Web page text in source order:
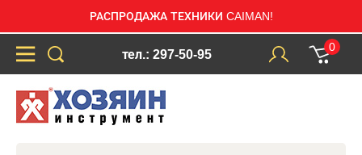
РАСПРОДАЖА ТЕХНИКИ CAIMAN!
тел.: 297-50-95
0